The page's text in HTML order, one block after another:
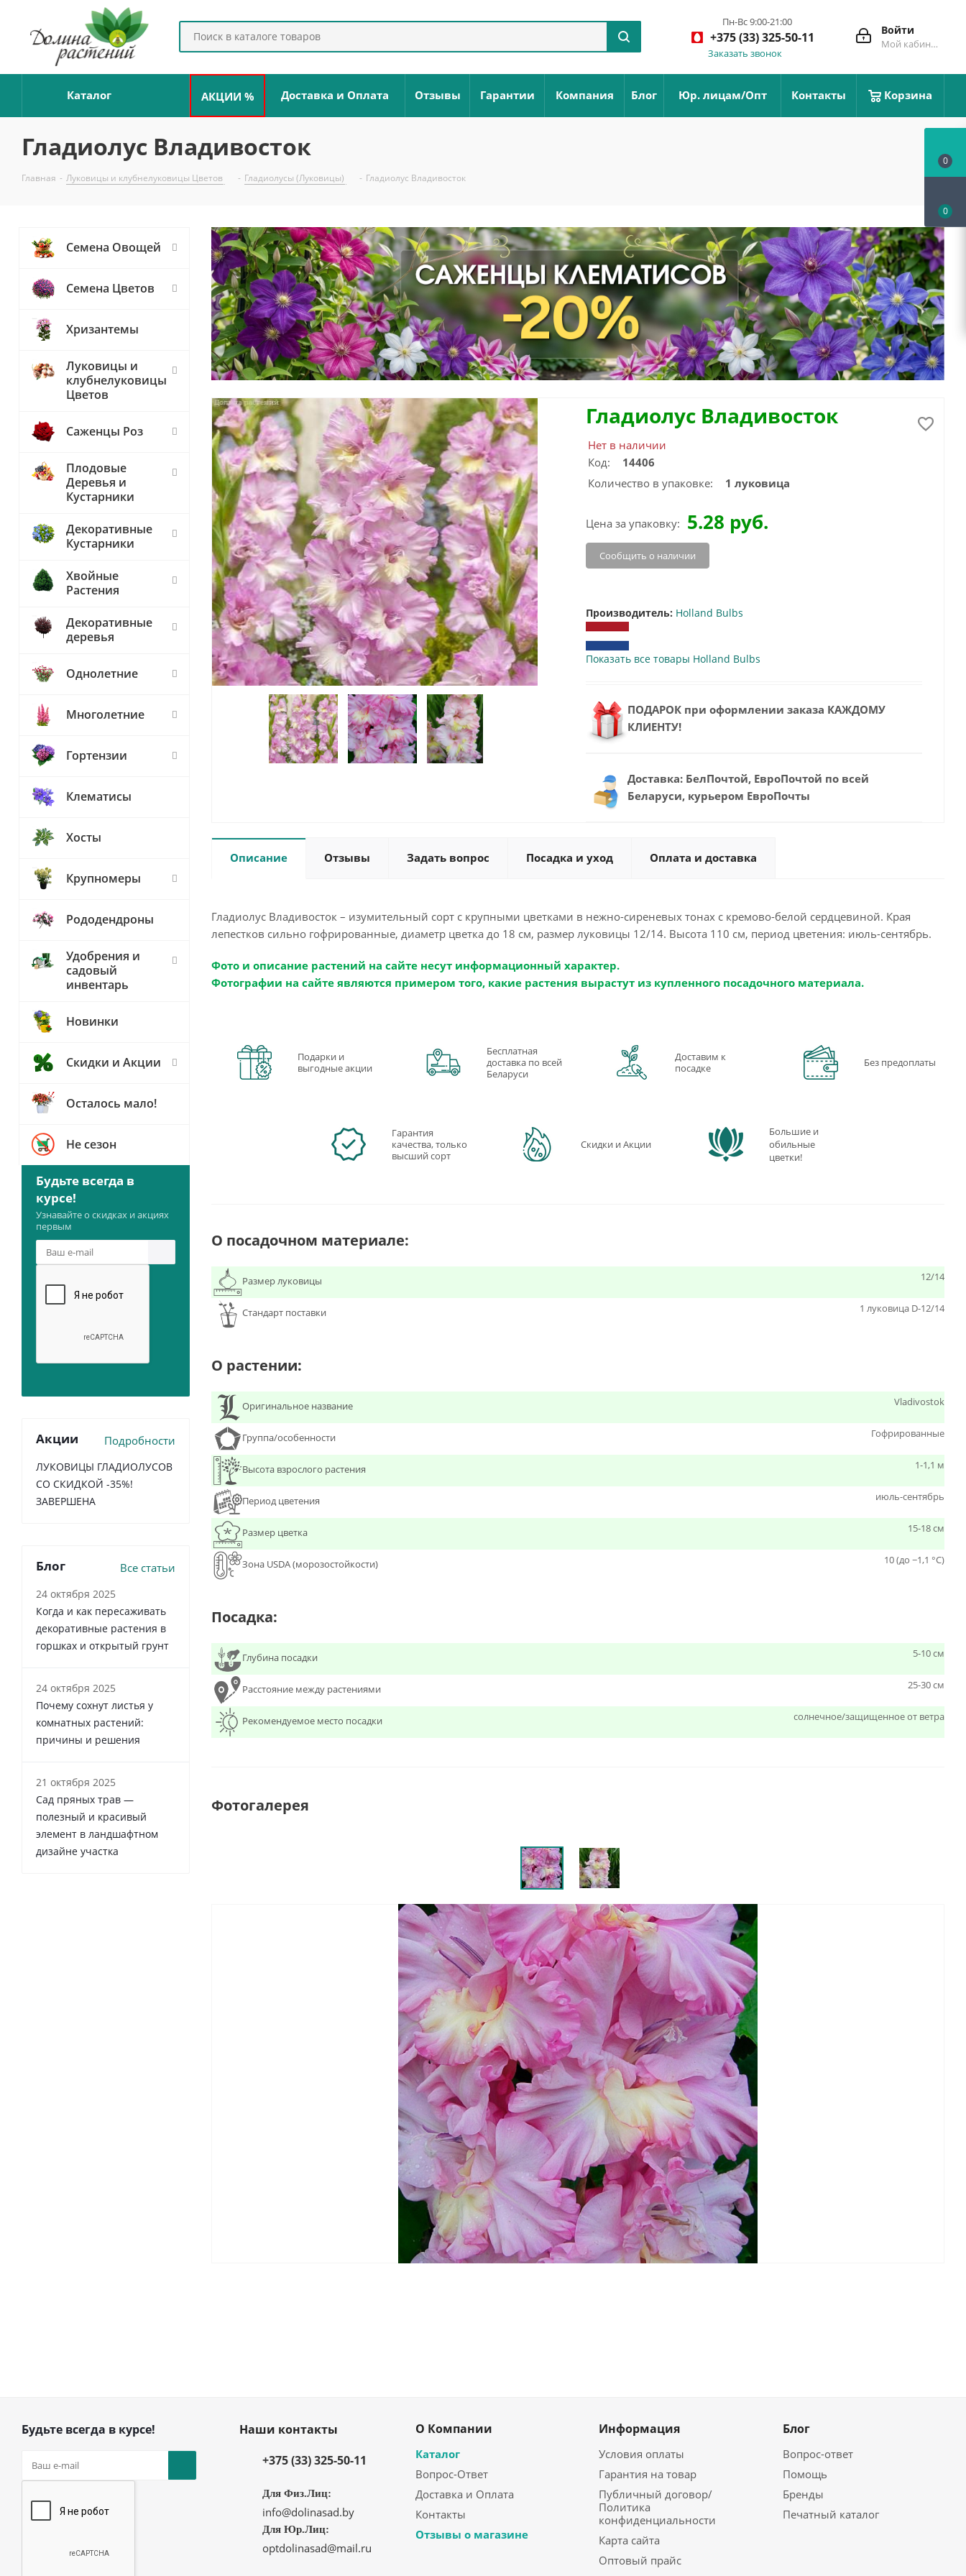
Войти
Мой кабинет
Пн-Вс 9:00-21:00
+375 (33) 325-50-11
Заказать звонок
Каталог АКЦИИ % Доставка и Оплата Отзывы Гарантии Компания Блог Юр. лицам/Опт Контакты Корзина
Гладиолус Владивосток
Главная - Луковицы и клубнелуковицы Цветов - Гладиолусы (Луковицы) - Гладиолус Владивосток
Гладиолус Владивосток
Нет в наличии
Код:
14406
Количество в упаковке:
1 луковица
Цена за упаковку: 5.28 руб.
Сообщить о наличии
Производитель: Holland Bulbs
Показать все товары Holland Bulbs
ПОДАРОК при оформлении заказа КАЖДОМУ
КЛИЕНТУ!
Доставка: БелПочтой, ЕвроПочтой по всей
Беларуси, курьером ЕвроПочты
Описание Отзывы Задать вопрос Посадка и уход Оплата и доставка
Гладиолус Владивосток – изумительный сорт с крупными цветками в нежно-сиреневых тонах с кремово-белой сердцевиной. Края
лепестков сильно гофрированные, диаметр цветка до 18 см, размер луковицы 12/14. Высота 110 см, период цветения: июль-сентябрь.
Фото и описание растений на сайте несут информационный характер.
Фотографии на сайте являются примером того, какие растения вырастут из купленного посадочного материала.
Подарки и
выгодные акции
Бесплатная
доставка по всей
Беларуси
Доставим к
посадке
Без предоплаты
Гарантия
качества, только
высший сорт
Скидки и Акции
Большие и
обильные
цветки!
О посадочном материале:
Размер луковицы 12/14
Стандарт поставки 1 луковица D-12/14
О растении:
Оригинальное название Vladivostok
Группа/особенности Гофрированные
Высота взрослого растения 1-1,1 м
Период цветения июль-сентябрь
Размер цветка 15-18 см
Зона USDA (морозостойкости) 10 (до −1,1 °C)
Посадка:
Глубина посадки 5-10 см
Расстояние между растениями 25-30 см
Рекомендуемое место посадки солнечное/защищенное от ветра
Фотогалерея
Семена Овощей
Семена Цветов
Хризантемы
Луковицы и
клубнелуковицы
Цветов
Саженцы Роз
Плодовые
Деревья и
Кустарники
Декоративные
Кустарники
Хвойные
Растения
Декоративные
деревья
Однолетние
Многолетние
Гортензии
Клематисы
Хосты
Крупномеры
Рододендроны
Удобрения и
садовый
инвентарь
Новинки
Скидки и Акции
Осталось мало!
Не сезон
Будьте всегда в
курсе!
Узнавайте о скидках и акциях
первым
Акции Подробности
ЛУКОВИЦЫ ГЛАДИОЛУСОВ
СО СКИДКОЙ -35%!
ЗАВЕРШЕНА
Блог Все статьи
24 октября 2025
Когда и как пересаживать
декоративные растения в
горшках и открытый грунт
24 октября 2025
Почему сохнут листья у
комнатных растений:
причины и решения
21 октября 2025
Сад пряных трав —
полезный и красивый
элемент в ландшафтном
дизайне участка
Будьте всегда в курсе!
Наши контакты
+375 (33) 325-50-11
Для Физ.Лиц:
info@dolinasad.by
Для Юр.Лиц:
optdolinasad@mail.ru
О Компании
Каталог
Вопрос-Ответ
Доставка и Оплата
Контакты
Отзывы о магазине
Информация
Условия оплаты
Гарантия на товар
Публичный договор/
Политика
конфиденциальности
Карта сайта
Оптовый прайс
Блог
Вопрос-ответ
Помощь
Бренды
Печатный каталог
0
0